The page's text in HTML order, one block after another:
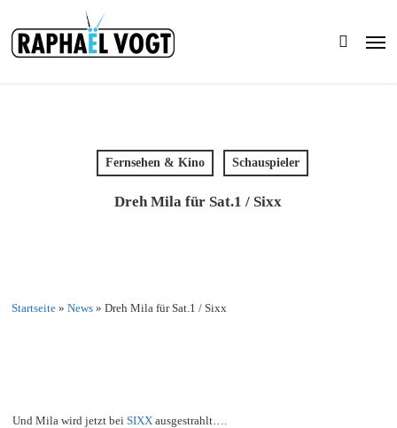
main
content
search
Fernsehen & Kino Schauspieler
Dreh Mila für Sat.1 / Sixx
Startseite »News »Dreh Mila für Sat.1 / Sixx
Und Mila wird jetzt bei SIXXausgestrahlt….